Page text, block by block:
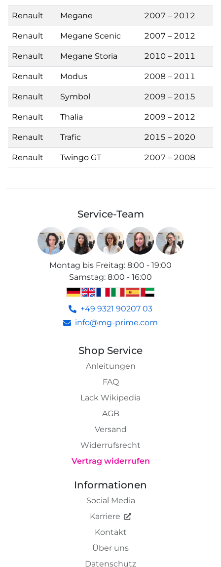
Renault Megane 2007 – 2012
Renault Megane Scenic 2007 – 2012
Renault Megane Storia 2010 – 2011
Renault Modus 2008 – 2011
Renault Symbol 2009 – 2015
Renault Thalia 2009 – 2012
Renault Trafic 2015 – 2020
Renault Twingo GT 2007 – 2008
Service-Team
Montag bis Freitag: 8:00 - 19:00
Samstag: 8:00 - 16:00
+49 9321 90207 03
info@mg-prime.com
Shop Service
Anleitungen
FAQ
Lack Wikipedia
AGB
Versand
Widerrufsrecht
Vertrag widerrufen
Informationen
Social Media
Karriere
Kontakt
Über uns
Datenschutz